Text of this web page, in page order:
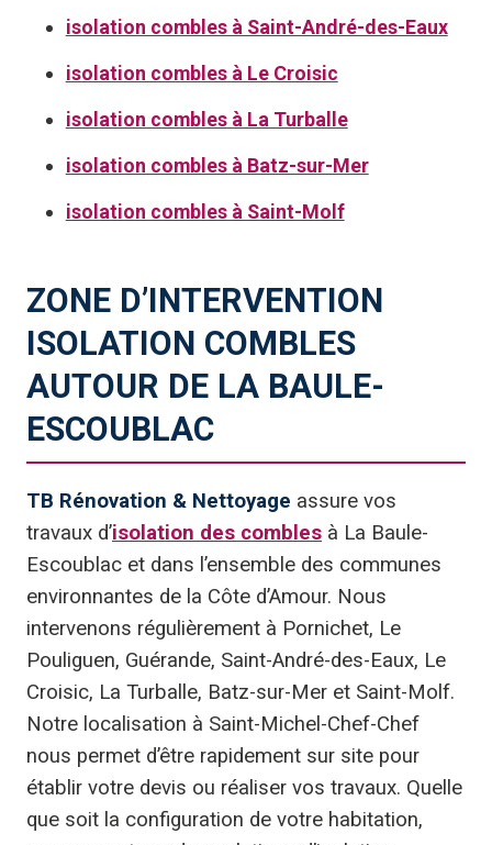
isolation combles à Saint-André-des-Eaux
isolation combles à Le Croisic
isolation combles à La Turballe
isolation combles à Batz-sur-Mer
isolation combles à Saint-Molf
ZONE D’INTERVENTION
ISOLATION COMBLES
AUTOUR DE LA BAULE-
ESCOUBLAC
TB Rénovation & Nettoyage assure vos
travaux d’isolation des combles à La Baule-
Escoublac et dans l’ensemble des communes
environnantes de la Côte d’Amour. Nous
intervenons régulièrement à Pornichet, Le
Pouliguen, Guérande, Saint-André-des-Eaux, Le
Croisic, La Turballe, Batz-sur-Mer et Saint-Molf.
Notre localisation à Saint-Michel-Chef-Chef
nous permet d’être rapidement sur site pour
établir votre devis ou réaliser vos travaux. Quelle
que soit la configuration de votre habitation,